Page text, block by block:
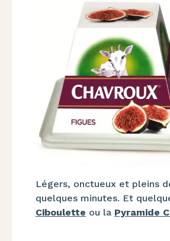
Légers, onctueux et pleins
quelques minutes. Et
Ciboulette ou la Pyramide